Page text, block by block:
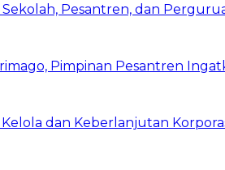
Pesantren, dan
Pimpinan Pesantren
dan Keberlanjutan